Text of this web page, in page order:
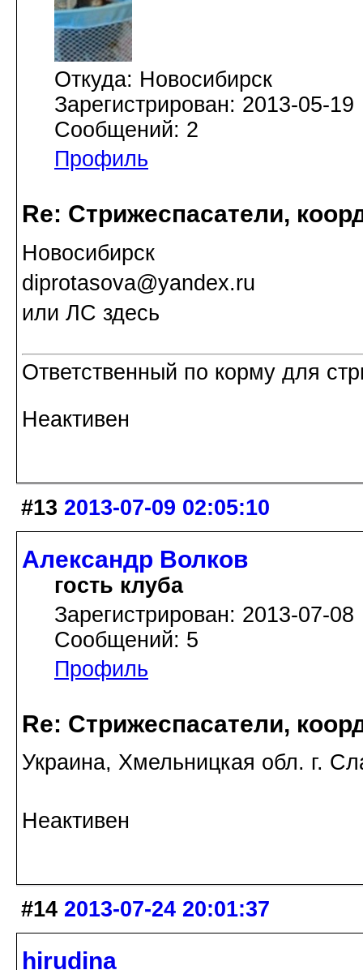
Откуда: Новосибирск
Зарегистрирован: 2013-05-19
Сообщений: 2
Профиль
Re: Стрижеспасатели,
Новосибирск
diprotasova@yandex.ru
или ЛС здесь
Ответственный по корму для
Неактивен
#13 2013-07-09 02:05:10
Александр Волков
гость клуба
Зарегистрирован: 2013-07-08
Сообщений: 5
Профиль
Re: Стрижеспасатели,
Украина, Хмельницкая обл. г.
Неактивен
#14 2013-07-24 20:01:37
hirudina